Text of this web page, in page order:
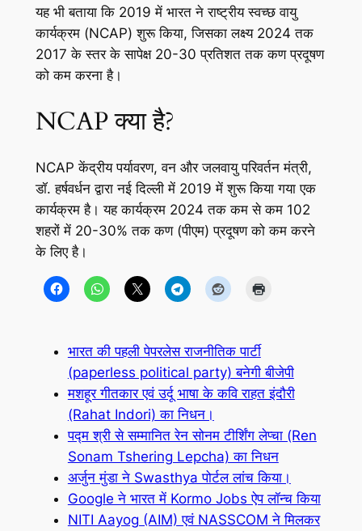
यह भी बताया कि 2019 में भारत ने राष्ट्रीय स्वच्छ वायु
कार्यक्रम (NCAP) शुरू किया, जिसका लक्ष्य 2024 तक
2017 के स्तर के सापेक्ष 20-30 प्रतिशत तक कण प्रदूषण
को कम करना है।
NCAP क्या है?
NCAP केंद्रीय पर्यावरण, वन और जलवायु परिवर्तन मंत्री,
डॉ. हर्षवर्धन द्वारा नई दिल्ली में 2019 में शुरू किया गया एक
कार्यक्रम है। यह कार्यक्रम 2024 तक कम से कम 102
शहरों में 20-30% तक कण (पीएम) प्रदूषण को कम करने
के लिए है।
भारत की पहली पेपरलेस राजनीतिक पार्टी
(paperless political party) बनेगी बीजेपी
मशहूर गीतकार एवं उर्दू भाषा के कवि राहत इंदौरी
(Rahat Indori) का निधन।
पद्म श्री से सम्मानित रेन सोनम टीर्शिंग लेप्चा (Ren
Sonam Tshering Lepcha) का निधन
अर्जुन मुंडा ने Swasthya पोर्टल लांच किया।
Google ने भारत में Kormo Jobs ऐप लॉन्च किया
NITI Aayog (AIM) एवं NASSCOM ने मिलकर